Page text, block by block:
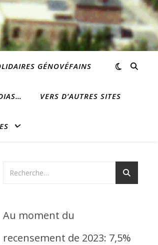
GÉNOVÉFAINS
VERS D’AUTRES SITES
Au moment du
recensement de 2023: 7,5%